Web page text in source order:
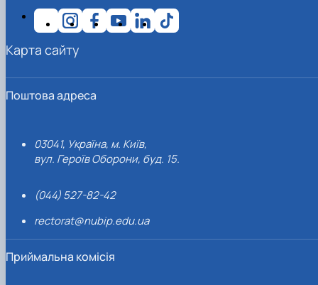
Поштова адреса
03041, Україна, м. Київ,
вул. Героїв Оборони, буд. 15.
(044) 527-82-42
rectorat@nubip.edu.ua
Приймальна комісія
Карта сайту